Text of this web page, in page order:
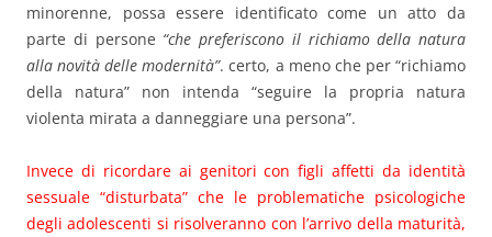
minorenne, possa essere identificato come un atto da
parte di persone “che preferiscono il richiamo della natura
alla novità delle modernità”. certo, a meno che per “richiamo
della natura” non intenda “seguire la propria natura
violenta mirata a danneggiare una persona”.
Invece di ricordare ai genitori con figli affetti da identità
sessuale “disturbata” che le problematiche psicologiche
degli adolescenti si risolveranno con l’arrivo della maturità,